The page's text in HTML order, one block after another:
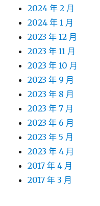
2024 年 2 月
2024 年 1 月
2023 年 12 月
2023 年 11 月
2023 年 10 月
2023 年 9 月
2023 年 8 月
2023 年 7 月
2023 年 6 月
2023 年 5 月
2023 年 4 月
2017 年 4 月
2017 年 3 月